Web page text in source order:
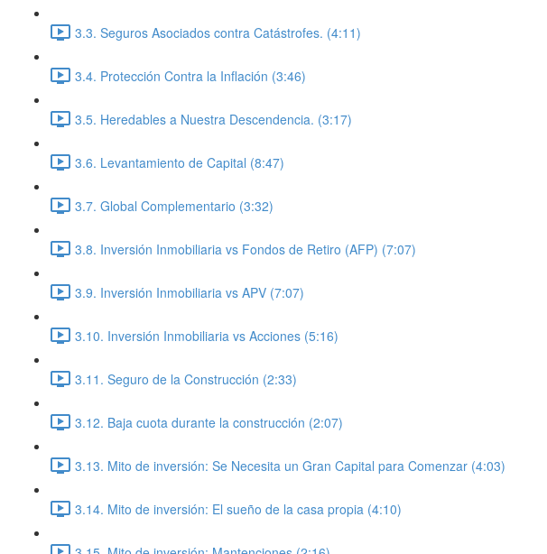
3.3. Seguros Asociados contra Catástrofes. (4:11)
3.4. Protección Contra la Inflación (3:46)
3.5. Heredables a Nuestra Descendencia. (3:17)
3.6. Levantamiento de Capital (8:47)
3.7. Global Complementario (3:32)
3.8. Inversión Inmobiliaria vs Fondos de Retiro (AFP) (7:07)
3.9. Inversión Inmobiliaria vs APV (7:07)
3.10. Inversión Inmobiliaria vs Acciones (5:16)
3.11. Seguro de la Construcción (2:33)
3.12. Baja cuota durante la construcción (2:07)
3.13. Mito de inversión: Se Necesita un Gran Capital para Comenzar (4:03)
3.14. Mito de inversión: El sueño de la casa propia (4:10)